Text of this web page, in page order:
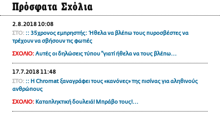
LIFO SHOP
NEWSLETTER
ΜΙΚΡΟΠΡΑΓΜΑΤΑ
THE GOOD LIFO
LIFOLAND
CITY GUIDE
ΑΜΠΑ
PRINT
Πρόσφατα Σχόλια
2.8.2018 10:08
ΣΤΟ: :: 35χρονος εμπρηστής: Ήθελα να βλέπω τους πυροσβέστες να
τρέχουν να σβήσουν τις φωτιές
ΣΧΟΛΙΟ: Αυτές οι δηλώσεις τύπου "γιατί ήθελα να τους βλέπω...
17.7.2018 11:48
ΣΤΟ: :: Η Chromat ξαναγράφει τους «κανόνες» της πισίνας για αληθινούς
ανθρώπους
ΣΧΟΛΙΟ: Καταπληκτική δουλειά! Μπράβο τους!...